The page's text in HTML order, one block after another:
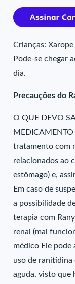
Crianças:
Pode-se chegar
dia.
Precauções do
O QUE DEVO
tratamento com
relacionados ao
estômago) e,
Em caso de
a possibilidade
terapia com
renal (mal
médico Ele pode
uso de ranitidina
aguda, visto que